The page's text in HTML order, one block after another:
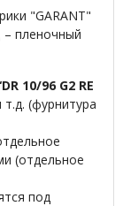
"GARANT"
– пленочный
DR 10/96 G2 RE
(фурнитура
(отдельное
под